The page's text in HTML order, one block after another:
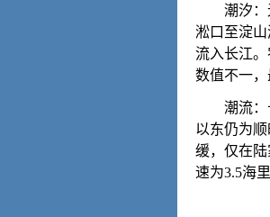
潮汐：无
淞口至淀
流入长江
数值不一
潮流：长
以东仍为
缓，仅在
速为3.5海